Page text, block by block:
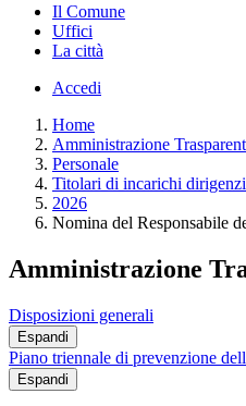
Il Comune
Uffici
La città
Accedi
Home
Amministrazione
Personale
Titolari di incarichi
2026
Nomina del Responsabile
Amministrazione
Disposizioni generali
Espandi
Piano triennale di prevenzione
Espandi